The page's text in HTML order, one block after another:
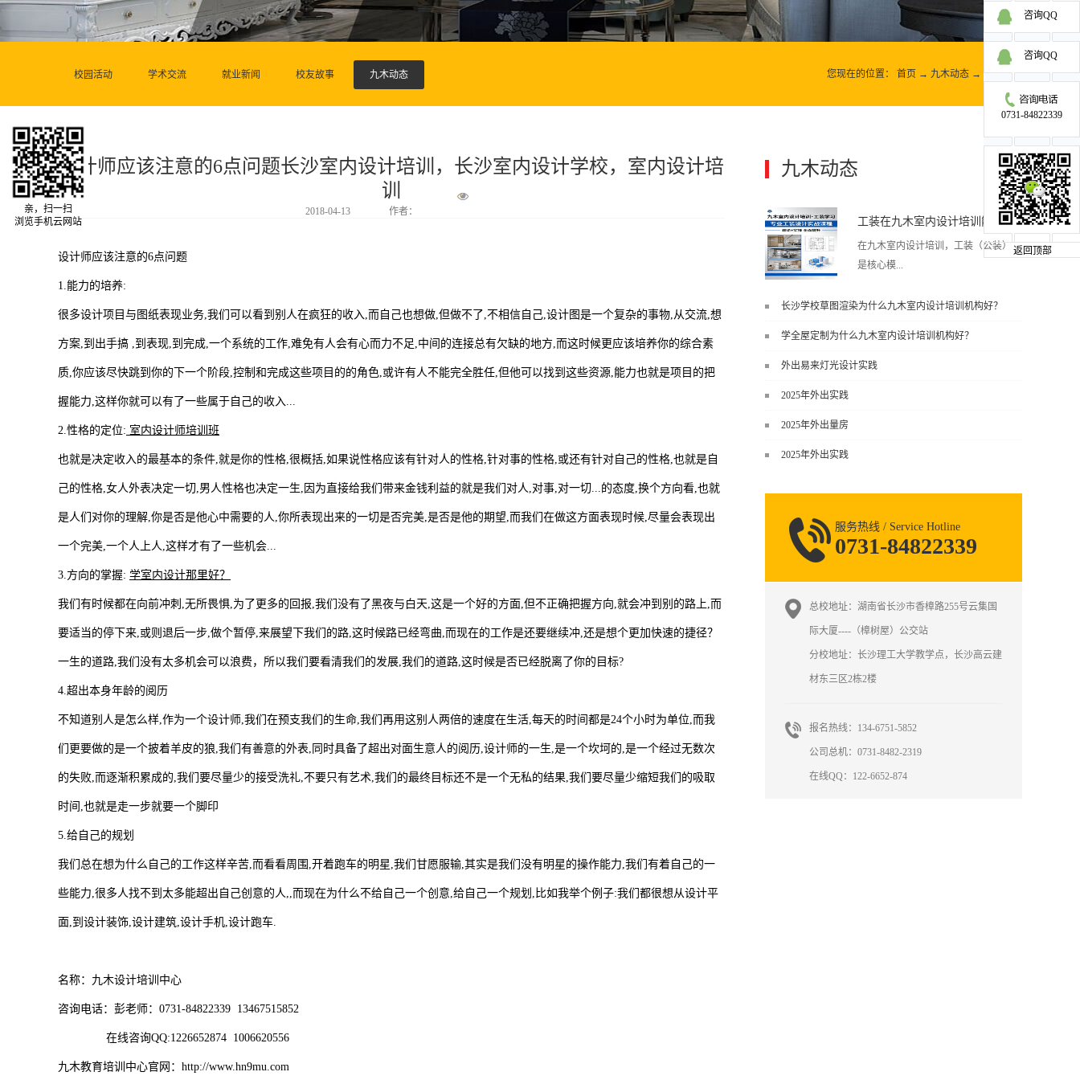
校园活动 学术交流 就业新闻 校友故事 九木动态 您现在的位置： 首页 → 九木动态 → 九木动态
九木动态 更多>>
工装在九木室内设计培训能学到东西吗?
在九木室内设计培训，工装（公装）
是核心模...
直接用于工作的东西，不是泛泛而
谈，而是从规范、软件、材料、施工
烟、照明、材料耐脏耐磨• 办公空间：
水...
长沙学校草图渲染为什么九木室内设计培训机构好？
学全屋定制为什么九木室内设计培训机构好？
外出易来灯光设计实践
2025年外出实践
2025年外出量房
2025年外出实践
服务热线 / Service Hotline
0731-84822339
总校地址：湖南省长沙市香樟路255号云集国
际大厦----（樟树屋）公交站
分校地址：长沙理工大学教学点，长沙高云建
材东三区2栋2楼
报名热线：134-6751-5852
公司总机：0731-8482-2319
在线QQ：122-6652-874
设计师应该注意的6点问题长沙室内设计培训，长沙室内设计学校，室内设计培
训
2018-04-13 作者：
设计师应该注意的6点问题
1.能力的培养:
很多设计项目与图纸表现业务,我们可以看到别人在疯狂的收入,而自己也想做,但做不了,不相信自己,设计图是一个复杂的事物,从交流,想
方案,到出手搞 ,到表现,到完成,一个系统的工作,难免有人会有心而力不足,中间的连接总有欠缺的地方,而这时候更应该培养你的综合素
质,你应该尽快跳到你的下一个阶段,控制和完成这些项目的的角色,或许有人不能完全胜任,但他可以找到这些资源,能力也就是项目的把
握能力,这样你就可以有了一些属于自己的收入...
2.性格的定位: 室内设计师培训班
也就是决定收入的最基本的条件,就是你的性格,很概括,如果说性格应该有针对人的性格,针对事的性格,或还有针对自己的性格,也就是自
己的性格,女人外表决定一切,男人性格也决定一生,因为直接给我们带来金钱利益的就是我们对人,对事,对一切...的态度,换个方向看,也就
是人们对你的理解,你是否是他心中需要的人,你所表现出来的一切是否完美,是否是他的期望,而我们在做这方面表现时候,尽量会表现出
一个完美,一个人上人,这样才有了一些机会...
3.方向的掌握: 学室内设计那里好？
我们有时候都在向前冲刺,无所畏惧,为了更多的回报,我们没有了黑夜与白天,这是一个好的方面,但不正确把握方向,就会冲到别的路上,而
要适当的停下来,或则退后一步,做个暂停,来展望下我们的路,这时候路已经弯曲,而现在的工作是还要继续冲,还是想个更加快速的捷径？
一生的道路,我们没有太多机会可以浪费，所以我们要看清我们的发展,我们的道路,这时候是否已经脱离了你的目标?
4.超出本身年龄的阅历
不知道别人是怎么样,作为一个设计师,我们在预支我们的生命,我们再用这别人两倍的速度在生活,每天的时间都是24个小时为单位,而我
们更要做的是一个披着羊皮的狼,我们有善意的外表,同时具备了超出对面生意人的阅历,设计师的一生,是一个坎坷的,是一个经过无数次
的失败,而逐渐积累成的,我们要尽量少的接受洗礼,不要只有艺术,我们的最终目标还不是一个无私的结果,我们要尽量少缩短我们的吸取
时间,也就是走一步就要一个脚印
5.给自己的规划
我们总在想为什么自己的工作这样辛苦,而看看周围,开着跑车的明星,我们甘愿服输,其实是我们没有明星的操作能力,我们有着自己的一
些能力,很多人找不到太多能超出自己创意的人,,而现在为什么不给自己一个创意,给自己一个规划,比如我举个例子:我们都很想从设计平
面,到设计装饰,设计建筑,设计手机,设计跑车.
名称：九木设计培训中心
咨询电话：彭老师：0731-84822339 13467515852
在线咨询QQ:1226652874 1006620556
九木教育培训中心官网：http://www.hn9mu.com
咨询QQ
咨询QQ
0731-84822339
返回顶部
亲，扫一扫
浏览手机云网站